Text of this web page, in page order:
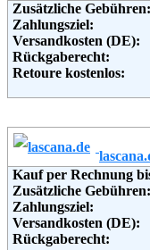
Telefon:
Fax:
Email:
Zusätzliche Gebühren:
Zahlungsziel:
Versandkosten (DE):
Rückgaberecht:
Retoure kostenlos:
Weitere
Telefon:
Fax:
Email:
Kauf per Rechnung
Zusätzliche Gebühren:
Zahlungsziel:
Versandkosten (DE):
Rückgaberecht: